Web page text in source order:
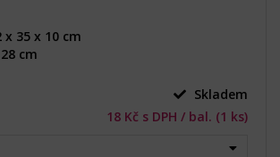
x 35 x 10 cm
cm
Skladem
18 Kč s DPH / bal. (1 ks)